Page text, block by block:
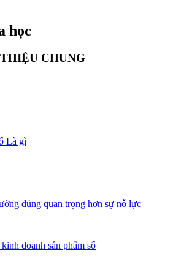
học
CHUNG
Là gì
đúng quan trọng hơn sự nỗ lực
doanh sản phẩm số